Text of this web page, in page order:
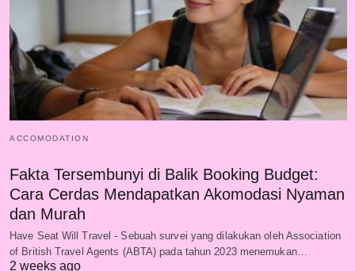
ACCOMODATION
Fakta Tersembunyi di Balik Booking Budget:
Cara Cerdas Mendapatkan Akomodasi Nyaman
dan Murah
Have Seat Will Travel - Sebuah survei yang dilakukan oleh Association
of British Travel Agents (ABTA) pada tahun 2023 menemukan…
2 weeks ago